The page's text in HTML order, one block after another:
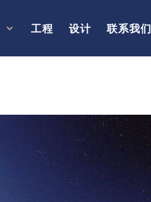
工程 设计 联系我们